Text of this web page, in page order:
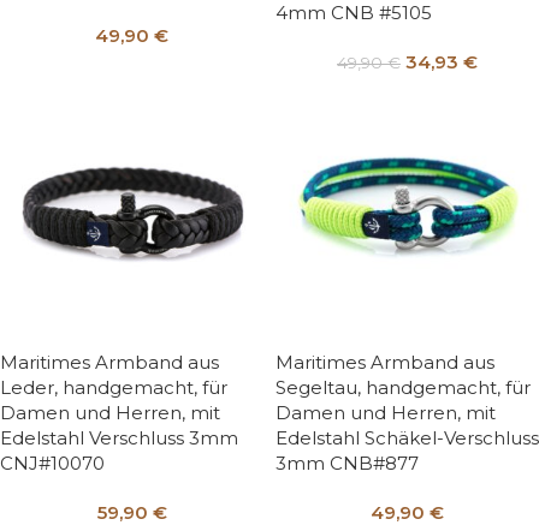
49,90 €
4mm CNB #5105
49,90€ 34,93 €
Maritimes Armband aus
Leder, handgemacht, für
Damen und Herren, mit
Edelstahl Verschluss 3mm
CNJ#10070
59,90 €
Maritimes Armband aus
Segeltau, handgemacht, für
Damen und Herren, mit
Edelstahl Schäkel-Verschluss
3mm CNB#877
49,90 €